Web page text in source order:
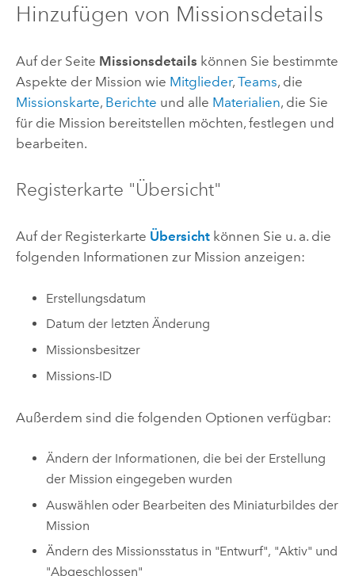
Hinzufügen von Missionsdetails
Auf der Seite Missionsdetails können Sie bestimmte
Aspekte der Mission wie Mitglieder, Teams, die
Missionskarte, Berichte und alle Materialien, die Sie
für die Mission bereitstellen möchten, festlegen und
bearbeiten.
Registerkarte "Übersicht"
Auf der Registerkarte Übersichtkönnen Sie u. a. die
folgenden Informationen zur Mission anzeigen:
Erstellungsdatum
Datum der letzten Änderung
Missionsbesitzer
Missions-ID
Außerdem sind die folgenden Optionen verfügbar:
Ändern der Informationen, die bei der Erstellung
der Mission eingegeben wurden
Auswählen oder Bearbeiten des Miniaturbildes der
Mission
Ändern des Missionsstatus in "Entwurf", "Aktiv" und
"Abgeschlossen"